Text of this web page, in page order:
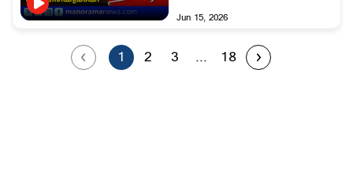
Jun 15, 2026
1 2 3 ... 18